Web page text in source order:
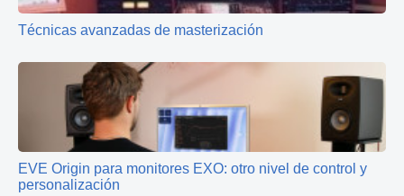
Técnicas avanzadas de masterización
EVE Origin para monitores EXO: otro nivel de control y
personalización